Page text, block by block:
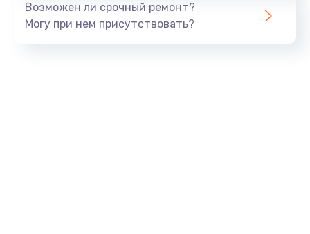
Возможен ли срочный ремонт?
Могу при нем присутствовать?